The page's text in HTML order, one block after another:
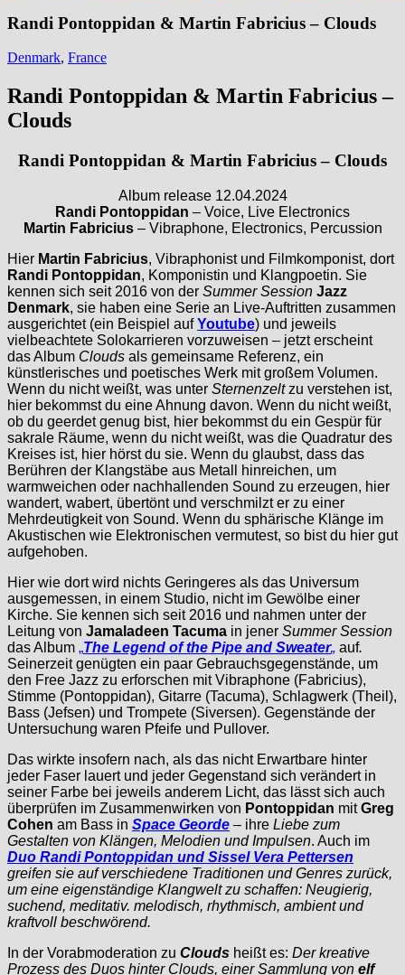
Randi Pontoppidan & Martin Fabricius – Clouds
Denmark, France
Randi Pontoppidan & Martin Fabricius –
Clouds
Randi Pontoppidan & Martin Fabricius – Clouds
Album release 12.04.2024
Randi Pontoppidan – Voice, Live Electronics
Martin Fabricius– Vibraphone, Electronics, Percussion
Hier Martin Fabricius, Vibraphonist und Filmkomponist, dort
Randi Pontoppidan, Komponistin und Klangpoetin. Sie
kennen sich seit 2016 von der Summer Session Jazz
Denmark, sie haben eine Serie an Live-Auftritten zusammen
ausgerichtet (ein Beispiel aufYoutube) und jeweils
vielbeachtete Solokarrieren vorzuweisen – jetzt erscheint
das Album Clouds als gemeinsame Referenz, ein
künstlerisches und poetisches Werk mit großem Volumen.
Wenn du nicht weißt, was unter Sternenzeltzu verstehen ist,
hier bekommst du eine Ahnung davon. Wenn du nicht weißt,
ob du geerdet genug bist, hier bekommst du ein Gespür für
sakrale Räume, wenn du nicht weißt, was die Quadratur des
Kreises ist, hier hörst du sie. Wenn du glaubst, dass das
Berühren der Klangstäbe aus Metall hinreichen, um
warmweichen oder nachhallenden Sound zu erzeugen, hier
wandert, wabert, übertönt und verschmilzt er zu einer
Mehrdeutigkeit von Sound. Wenn du sphärische Klänge im
Akustischen wie Elektronischen vermutest, so bist du hier gut
aufgehoben.
Hier wie dort wird nichts Geringeres als das Universum
ausgemessen, in einem Studio, nicht im Gewölbe einer
Kirche. Sie kennen sich seit 2016 und nahmen unter der
Leitung von Jamaladeen Tacuma in jener Summer Session
das Album „The Legend of the Pipe and Sweater„ auf.
Seinerzeit genügten ein paar Gebrauchsgegenstände, um
den Free Jazz zu erforschen mit Vibraphone (Fabricius),
Stimme (Pontoppidan), Gitarre (Tacuma), Schlagwerk (Theil),
Bass (Jefsen) und Trompete (Siversen). Gegenstände der
Untersuchung waren Pfeife und Pullover.
Das wirkte insofern nach, als das nicht Erwartbare hinter
jeder Faser lauert und jeder Gegenstand sich verändert in
seiner Farbe bei jeweils anderem Licht, das lässt sich auch
überprüfen im Zusammenwirken von Pontoppidan mitGreg
Cohen am Bass in Space Georde – ihre Liebe zum
Gestalten von Klängen, Melodien und Impulsen. Auch im
Duo Randi Pontoppidan und Sissel Vera Pettersen
greifen sie auf verschiedene Traditionen und Genres zurück,
um eine eigenständige Klangwelt zu schaffen: Neugierig,
suchend, meditativ. melodisch, rhythmisch, ambient und
kraftvoll beschwörend.
In der Vorabmoderation zu Clouds heißt es: Der kreative
Prozess des Duos hinter Clouds, einer Sammlung von elf